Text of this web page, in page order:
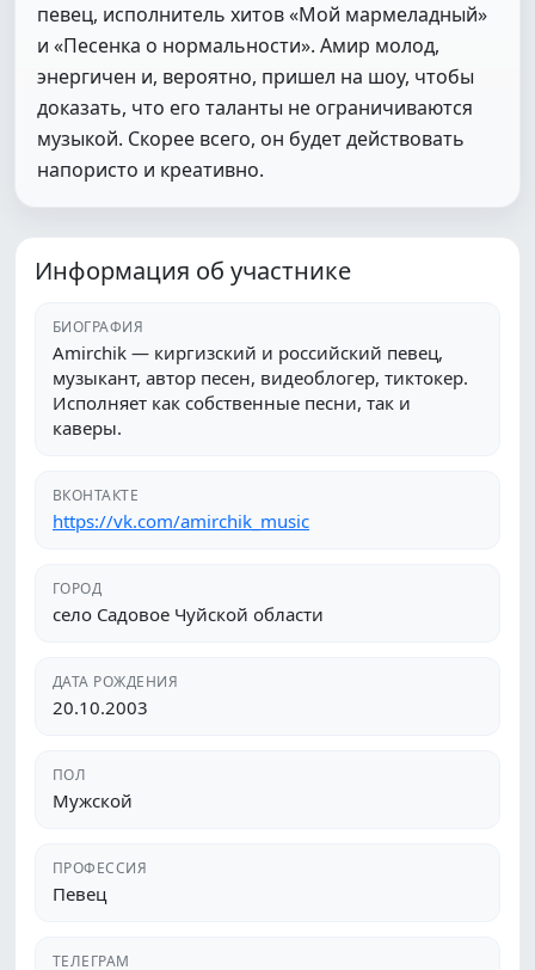
певец, исполнитель хитов «Мой мармеладный»
и «Песенка о нормальности». Амир молод,
энергичен и, вероятно, пришел на шоу, чтобы
доказать, что его таланты не ограничиваются
музыкой. Скорее всего, он будет действовать
напористо и креативно.
Информация об участнике
БИОГРАФИЯ
Amirchik — киргизский и российский певец,
музыкант, автор песен, видеоблогер, тиктокер.
Исполняет как собственные песни, так и
каверы.
ВКОНТАКТЕ
https://vk.com/amirchik_music
ГОРОД
село Садовое Чуйской области
ДАТА РОЖДЕНИЯ
20.10.2003
ПОЛ
Мужской
ПРОФЕССИЯ
Певец
ТЕЛЕГРАМ